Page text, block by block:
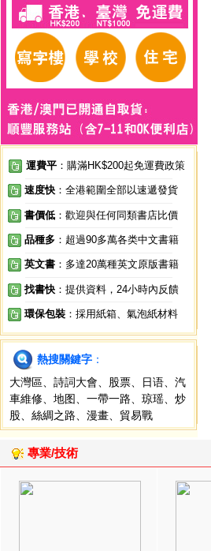
運費平 ：購滿HK$200起免運費政策
速度快 ：全港範圍全部以速遞發貨
書價低 ：歡迎與任何同類書店比價
品種多 ：超過90多萬各类中文書籍
英文書 ：多達20萬種英文原版書籍
找書快 ：提供資料，24小時內反饋
環保包裝 ：採用紙箱、氣泡紙材料
熱搜關鍵字 ：
大灣區
詩詞大會 股票 日语
汽
車維修
地图 一帶一路 琼瑶
炒
股
絲綢之路 漫畫 貿易戰
專業/技術